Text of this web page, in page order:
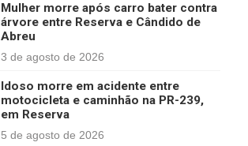
Mulher morre após carro bater contra
árvore entre Reserva e Cândido de
Abreu
3 de agosto de 2026
Idoso morre em acidente entre
motocicleta e caminhão na PR-239,
em Reserva
5 de agosto de 2026